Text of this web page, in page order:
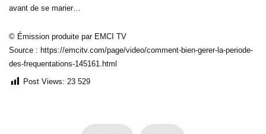
avant de se marier…
© Émission produite par EMCI TV
Source : https://emcitv.com/page/video/comment-bien-gerer-la-periode-
des-frequentations-145161.html
Post Views: 23 529